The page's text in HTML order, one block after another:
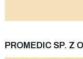
PROMEDIC SP. Z